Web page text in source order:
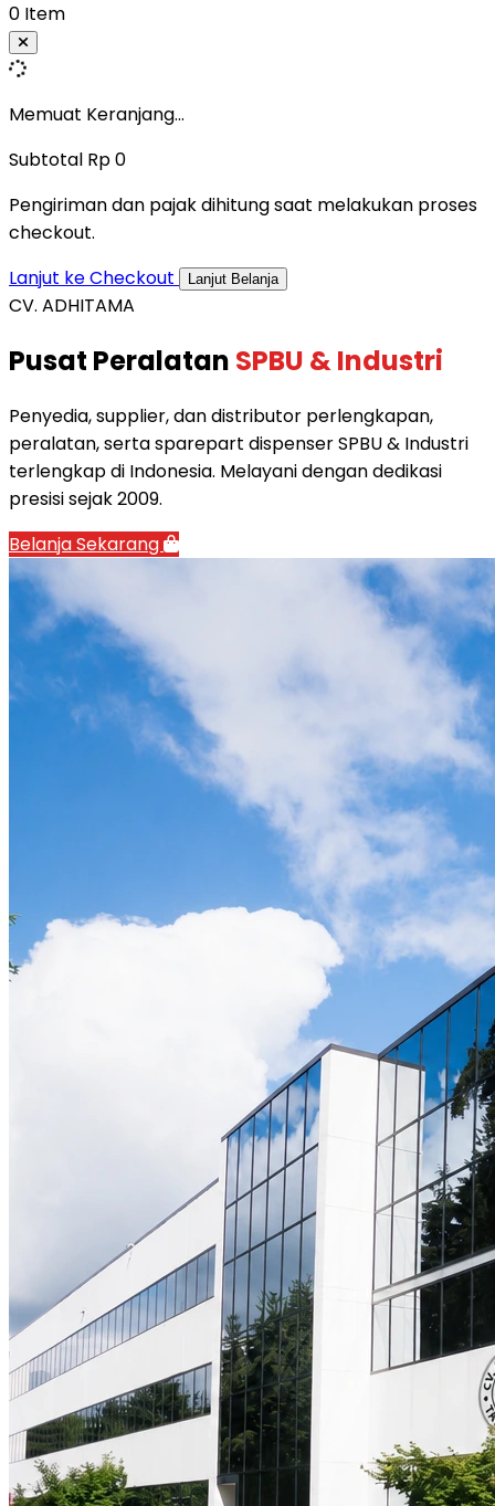
0 Item
Memuat Keranjang...
Subtotal Rp 0
Pengiriman dan pajak dihitung saat melakukan proses
checkout.
Lanjut ke Checkout
Lanjut Belanja
CV. ADHITAMA
Pusat Peralatan SPBU & Industri
Penyedia, supplier, dan distributor perlengkapan,
peralatan, serta sparepart dispenser SPBU & Industri
terlengkap di Indonesia. Melayani dengan dedikasi
presisi sejak 2009.
Belanja Sekarang